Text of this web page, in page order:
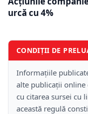
urcă cu 4%
CONDIȚII DE
Informațiile
alte publicații online
cu citarea sursei cu
această regulă